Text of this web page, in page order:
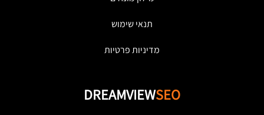
תנאי שימוש
מדיניות פרטיות
DREAMVIEWSEO